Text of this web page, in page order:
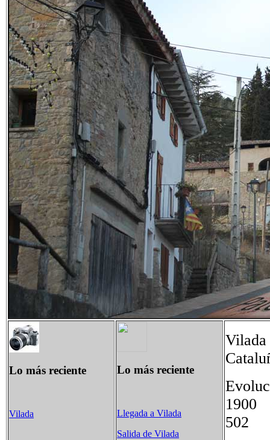
Lo más reciente
Vilada
Lo más reciente
Llegada a Vilada
Salida de Vilada
Vilada